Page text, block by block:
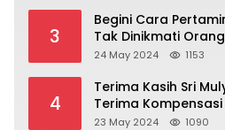
3
Begini Cara
Tak Dinikmati
24 May 2024 1153
4
Terima Kasih Sri
Terima Kompensasi
23 May 2024 1090